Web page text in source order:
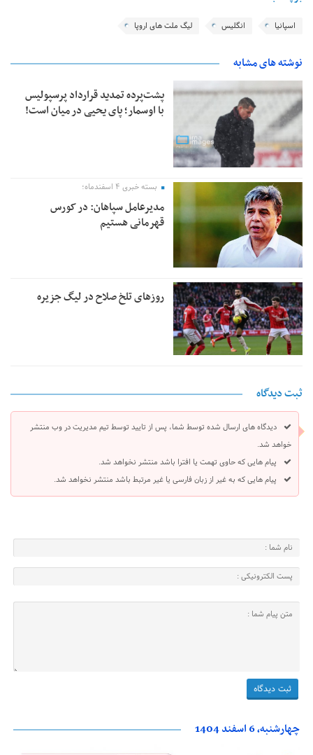
اسپانیا انگلیس لیگ ملت های اروپا
نوشته های مشابه
پشت‌پرده تمدید قرارداد پرسپولیس
با اوسمار؛ پای یحیی در میان است!
بسته خبری ۴ اسفندماه؛
مدیرعامل سپاهان: در کورس
قهرمانی هستیم
روزهای تلخ صلاح در لیگ جزیره
ثبت دیدگاه
دیدگاه های ارسال شده توسط شما، پس از تایید توسط تیم مدیریت در وب منتشر
خواهد شد.
پیام هایی که حاوی تهمت یا افترا باشد منتشر نخواهد شد.
پیام هایی که به غیر از زبان فارسی یا غیر مرتبط باشد منتشر نخواهد شد.
چهارشنبه، 6 اسفند 1404